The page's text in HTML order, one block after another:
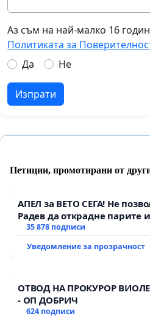
Аз съм на най-малко 16
Политиката за
Да
Не
Изпрати
Петиции, промотирани от
АПЕЛ за ВЕТО СЕГА! Не
Радев да открадне парите
тъмното
35 878 подписи
Уведомление за прозрачност
ОТВОД НА ПРОКУРОР
- ОП ДОБРИЧ
624 подписи